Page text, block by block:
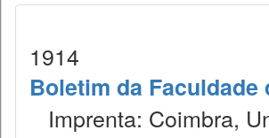
1914
Boletim da
Imprenta: Coimbra,